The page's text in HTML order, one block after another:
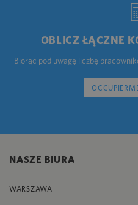
OBLICZ ŁĄCZNE
Biorąc pod uwagę liczbę
NASZE BIURA
WARSZAWA